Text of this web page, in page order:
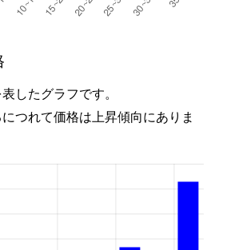
したグラフです。
つれて価格は上昇傾向にありま